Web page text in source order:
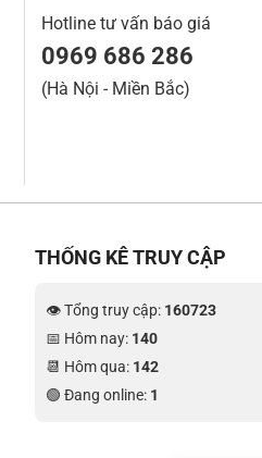
Hotline tư vấn báo giá
0969 686 286
(Hà Nội - Miền Bắc)
THỐNG KÊ TRUY CẬP
👁 Tổng truy cập: 160723
📅 Hôm nay: 140
📆 Hôm qua: 142
🟢 Đang online: 1